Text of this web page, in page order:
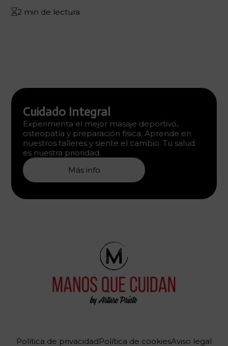
2 min de lectura
Cuidado Integral
Experimenta el mejor masaje deportivo,
osteopatía y preparación física. Aprende en
nuestros talleres y siente el cambio. Tu salud
es nuestra prioridad.
Más info
Política de privacidadPolítica de cookiesAviso legal